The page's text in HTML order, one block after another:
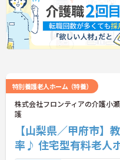
特別養護老人ホーム（特養）
株式会社フロンティアの介護小
護
【山梨県／甲府市
率♪ 住宅型有料老人